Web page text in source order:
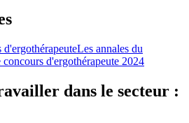
Les annales du
concours d'ergothérapeute 2024
dans le secteur :